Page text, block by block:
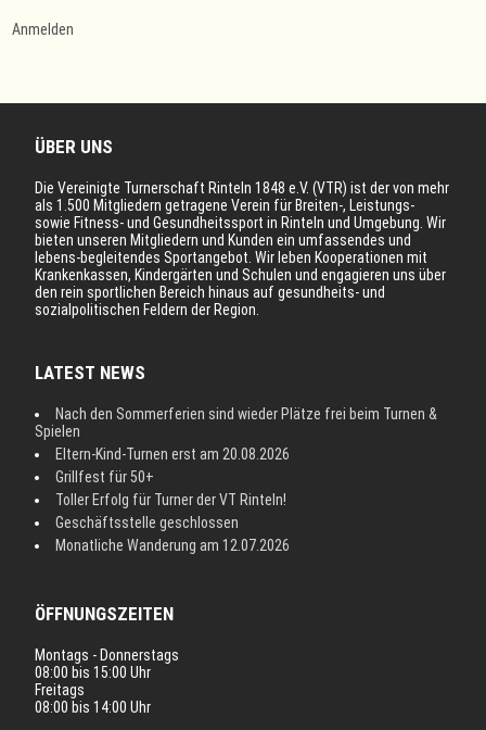
Anmelden
ÜBER UNS
Die Vereinigte Turnerschaft Rinteln 1848 e.V. (VTR) ist der von mehr
als 1.500 Mitgliedern getragene Verein für Breiten-, Leistungs-
sowie Fitness- und Gesundheitssport in Rinteln und Umgebung. Wir
bieten unseren Mitgliedern und Kunden ein umfassendes und
lebens-begleitendes Sportangebot. Wir leben Kooperationen mit
Krankenkassen, Kindergärten und Schulen und engagieren uns über
den rein sportlichen Bereich hinaus auf gesundheits- und
sozialpolitischen Feldern der Region.
LATEST NEWS
Nach den Sommerferien sind wieder Plätze frei beim Turnen &
Spielen
Eltern-Kind-Turnen erst am 20.08.2026
Grillfest für 50+
Toller Erfolg für Turner der VT Rinteln!
Geschäftsstelle geschlossen
Monatliche Wanderung am 12.07.2026
ÖFFNUNGSZEITEN
Montags - Donnerstags
08:00 bis 15:00 Uhr
Freitags
08:00 bis 14:00 Uhr